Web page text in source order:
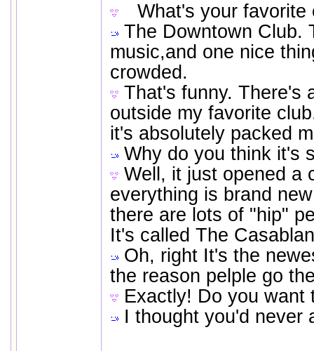
What's your favorite
The Downtown Club.
music,and one nice
crowded.
That's funny. There's
outside my favorite
it's absolutely packed
Why do you think it's
Well, it just opened a
everything is brand
there are lots of "hip"
It's called The
Oh, right It's the
the reason pelple go
Exactly! Do you want
I thought you'd never